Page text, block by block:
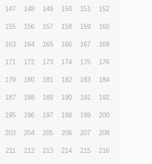
147 148 149 150 151 152
155 156 157 158 159 160
163 164 165 166 167 168
171 172 173 174 175 176
179 180 181 182 183 184
187 188 189 190 191 192
195 196 197 198 199 200
203 204 205 206 207 208
211 212 213 214 215 216